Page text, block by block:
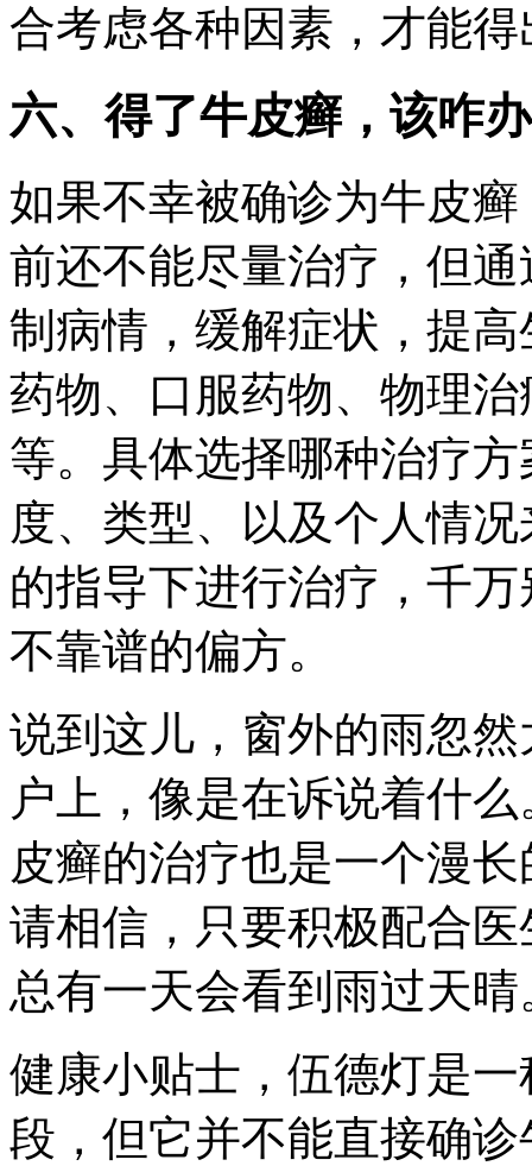
合考虑各种因素，才能
六、得了牛皮癣，该咋
如果不幸被确诊为牛皮
前还不能尽量治疗，但
制病情，缓解症状，提
药物、口服药物、物理
等。具体选择哪种治疗
度、类型、以及个人情
的指导下进行治疗，千
不靠谱的偏方。
说到这儿，窗外的雨忽
户上，像是在诉说着什
皮癣的治疗也是一个漫
请相信，只要积极配合
总有一天会看到雨过天晴
健康小贴士，伍德灯是
段，但它并不能直接确